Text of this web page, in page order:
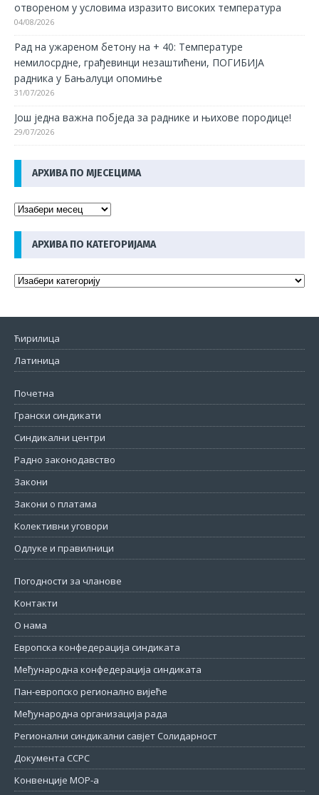
отвореном у условима изразито високих температура
04/08/2026
Рад на ужареном бетону на + 40: Температуре
немилосрдне, грађевинци незаштићени, ПОГИБИЈА
радника у Бањалуци опомиње
31/07/2026
Још једна важна побједа за раднике и њихове породице!
29/07/2026
АРХИВА ПО МЈЕСЕЦИМА
АРХИВА ПО КАТЕГОРИЈАМА
Ћирилица
Латиница
Почетна
Грански синдикати
Синдикални центри
Радно законодавство
Закони
Закони о платама
Колективни уговори
Одлуке и правилници
Погодности за чланове
Контакти
О нама
Европска конфедерација синдиката
Међународна конфедерација синдиката
Пан-европско регионално вијеће
Међународна организација рада
Регионални синдикални савјет Солидарност
Документа ССРС
Конвенције МОР-а